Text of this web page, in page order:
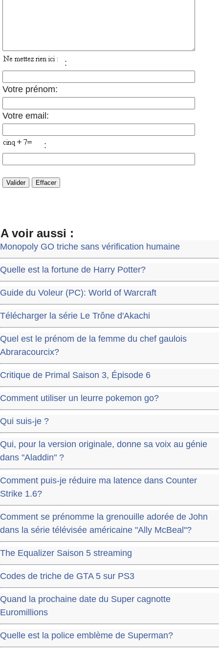
:
Votre prénom:
Votre email:
:
A voir aussi :
Monopoly GO triche sans vérification humaine
Quelle est la fortune de Harry Potter?
Guide du Voleur (PC): World of Warcraft
Télécharger la série Le Trône d'Akachi
Quel est le prénom de la femme du chef gaulois
Abraracourcix?
Critique de Primal Saison 3, Épisode 6
Comment utiliser un leurre pokemon go?
Qui suis-je ?
Qui, pour la version originale, donne sa voix au génie
dans "Aladdin" ?
Comment puis-je réduire ma latence dans Counter
Strike 1.6?
Comment se prénomme la grenouille adorée de John
dans la série télévisée américaine "Ally McBeal"?
The Equalizer Saison 5 streaming
Codes de triche de GTA 5 sur PS3
Quand la prochaine date du Super cagnotte
Euromillions
Quelle est la police emblème de Superman?